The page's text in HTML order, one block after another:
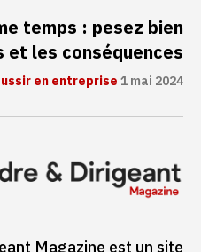
temps : pesez bien
et les conséquences
en entreprise1 mai 2024
Magazine est un site